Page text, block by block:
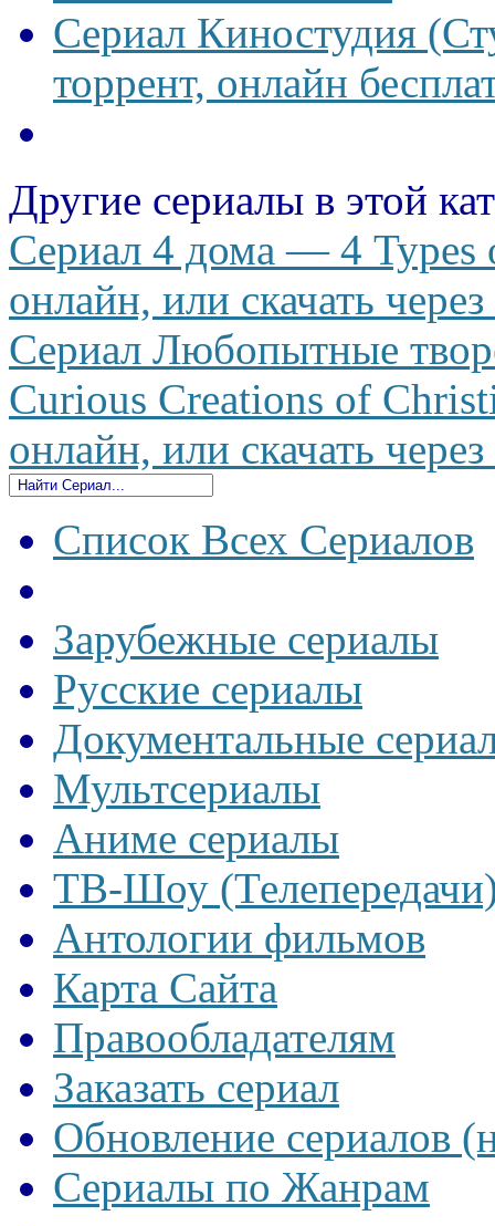
Сериал Киностудия
торрент, онлайн
Другие сериалы в этой
Сериал 4 дома — 4 Types
онлайн, или скачать
Сериал Любопытные
Curious Creations of
онлайн, или скачать
Список Всех Сериалов
Зарубежные сериалы
Русские сериалы
Документальные
Мультсериалы
Аниме сериалы
ТВ-Шоу
Антологии фильмов
Карта Сайта
Правообладателям
Заказать сериал
Обновление сериалов
Сериалы по Жанрам